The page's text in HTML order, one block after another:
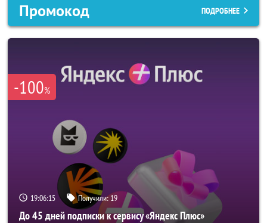
Промокод ПОДРОБНЕЕ
-100%
19:06:15 Получили:19
До 45 дней подписки к сервису «Яндекс Плюс»